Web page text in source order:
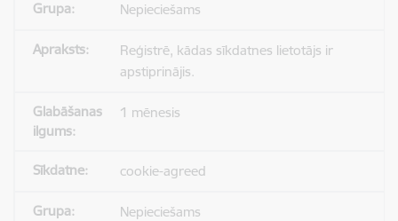
Nepieciešams
Reģistrē, kādas sīkdatnes lietotājs ir
apstiprinājis.
1 mēnesis
cookie-agreed
Nepieciešams